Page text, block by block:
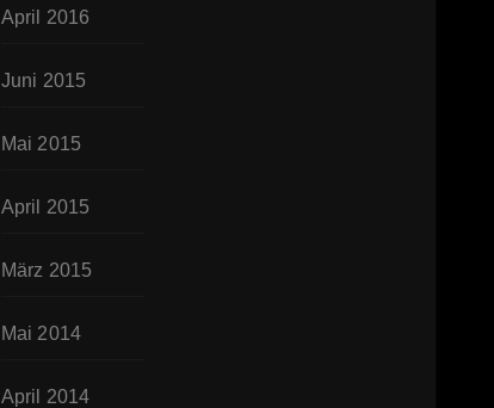
April 2016
Juni 2015
Mai 2015
April 2015
März 2015
Mai 2014
April 2014